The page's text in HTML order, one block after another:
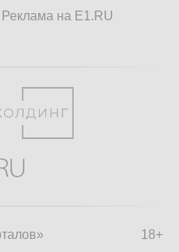
Реклама на E1.RU
18+